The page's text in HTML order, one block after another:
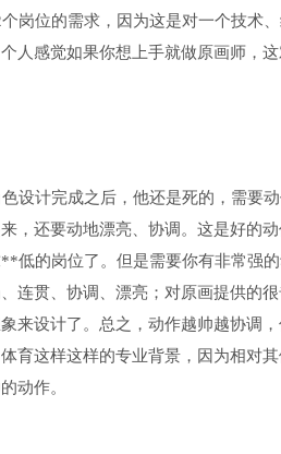
岗位的需求，因为这是对一个技术
人感觉如果你想上手就做原画师，
设计完成之后，他还是死的，需要
，还要动地漂亮、协调。这是好的
低的岗位了。但是需要你有非常强
连贯、协调、漂亮；对原画提供的
来设计了。总之，动作越帅越协调
育这样这样的专业背景，因为相对
动作。